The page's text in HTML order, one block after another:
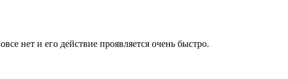
нет и его действие проявляется очень быстро.